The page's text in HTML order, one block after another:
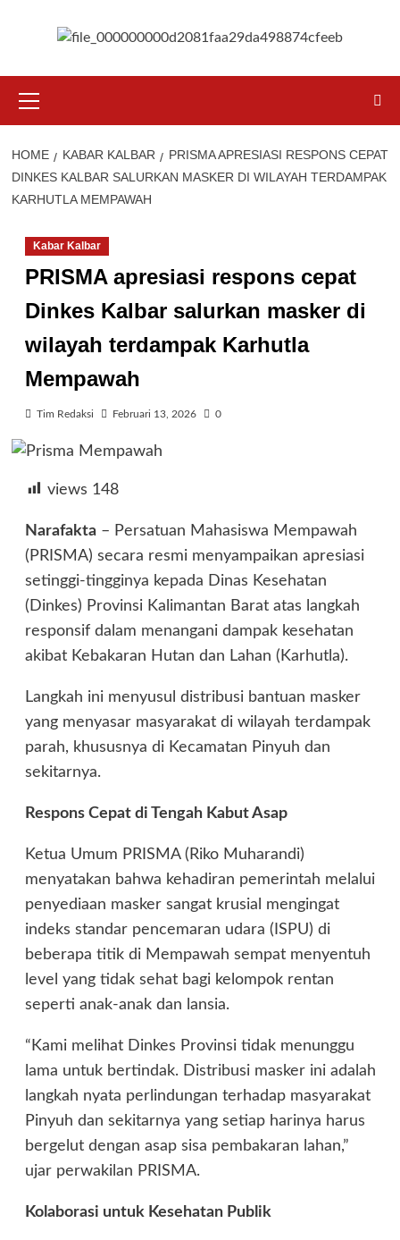
Menu
HOME KABAR KALBAR
PRISMA APRESIASI RESPONS CEPAT
DINKES KALBAR SALURKAN MASKER DI WILAYAH TERDAMPAK
KARHUTLA MEMPAWAH
Kabar Kalbar
PRISMA apresiasi respons cepat
Dinkes Kalbar salurkan masker di
wilayah terdampak Karhutla
Mempawah
Tim Redaksi Februari 13, 2026 0
views 148
Narafakta– Persatuan Mahasiswa Mempawah
(PRISMA) secara resmi menyampaikan apresiasi
setinggi-tingginya kepada Dinas Kesehatan
(Dinkes) Provinsi Kalimantan Barat atas langkah
responsif dalam menangani dampak kesehatan
akibat Kebakaran Hutan dan Lahan (Karhutla).
Langkah ini menyusul distribusi bantuan masker
yang menyasar masyarakat di wilayah terdampak
parah, khususnya di Kecamatan Pinyuh dan
sekitarnya.
Respons Cepat di Tengah Kabut Asap
Ketua Umum PRISMA (Riko Muharandi)
menyatakan bahwa kehadiran pemerintah melalui
penyediaan masker sangat krusial mengingat
indeks standar pencemaran udara (ISPU) di
beberapa titik di Mempawah sempat menyentuh
level yang tidak sehat bagi kelompok rentan
seperti anak-anak dan lansia.
“Kami melihat Dinkes Provinsi tidak menunggu
lama untuk bertindak. Distribusi masker ini adalah
langkah nyata perlindungan terhadap masyarakat
Pinyuh dan sekitarnya yang setiap harinya harus
bergelut dengan asap sisa pembakaran lahan,”
ujar perwakilan PRISMA.
Kolaborasi untuk Kesehatan Publik